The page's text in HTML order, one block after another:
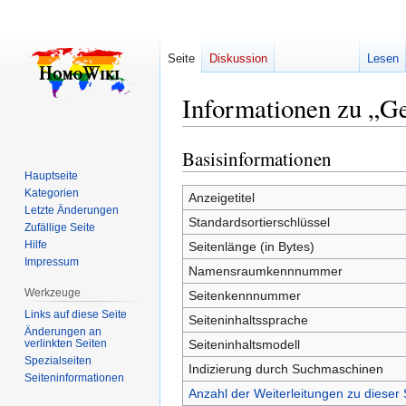
Informationen zu
Zur
Navigation
springen
Zur
Suche
springen
Basisinformationen
Anzeigetitel
Standardsortierschlüssel
Seitenlänge (in Bytes)
Namensraumkennnummer
Seitenkennnummer
Seiteninhaltssprache
Seiteninhaltsmodell
Indizierung durch Suchmaschinen
Anzahl der Weiterleitungen zu dieser
Seite Diskussion Lesen
Hauptseite
Kategorien
Letzte Änderungen
Zufällige Seite
Hilfe
Impressum
Werkzeuge
Links auf diese Seite
Änderungen an
verlinkten Seiten
Spezialseiten
Seiten­­informationen